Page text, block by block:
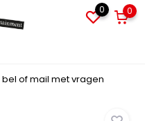
0 0
bel of mail met vragen